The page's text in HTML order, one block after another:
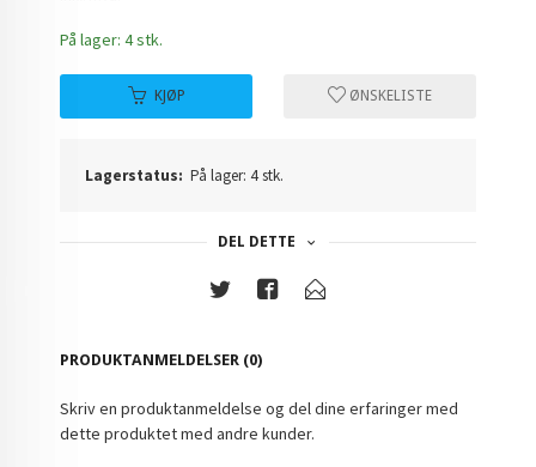
På lager: 4 stk.
KJØP ØNSKELISTE
Lagerstatus: På lager: 4 stk.
DEL DETTE
PRODUKTANMELDELSER (0)
Skriv en produktanmeldelse og del dine erfaringer med
dette produktet med andre kunder.